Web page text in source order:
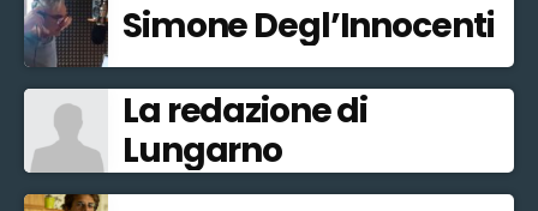
Simone Degl’Innocenti
La redazione di
Lungarno